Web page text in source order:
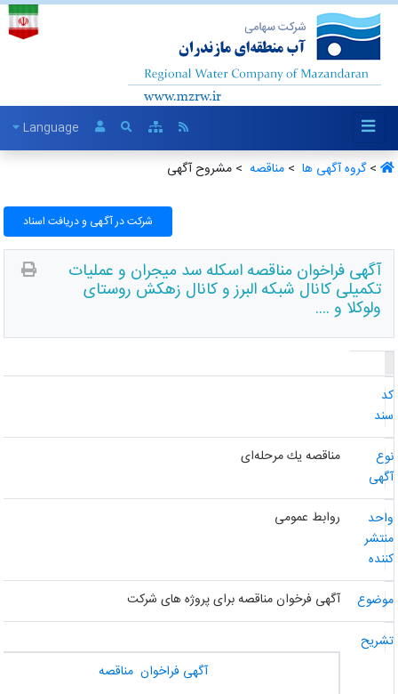
Language
>گروه آگهی ها ‏>مناقصه ‏> مشروح آگهی
شرکت در آگهی و دریافت اسناد
آگهی فراخوان مناقصه اسکله سد میجران و عملیات
تکمیلی کانال شبکه البرز و کانال زهکش روستای
ولوکلا و ....
مناقصه یك مرحله‌ای
روابط عمومی
آگهی فرخوان مناقصه برای پروژه های شرکت
آگهی فراخوان مناقصه